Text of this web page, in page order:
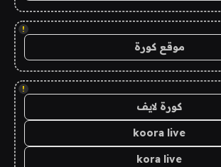
!
موقع كورة
!
كورة لايف
koora live
kora live